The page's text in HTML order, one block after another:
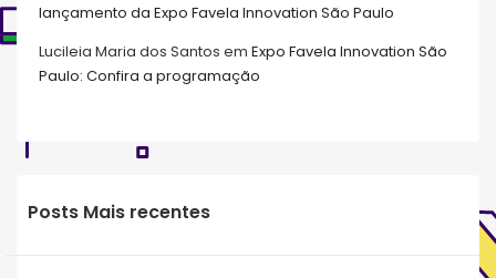
lançamento da Expo Favela Innovation São Paulo
Lucileia Maria dos Santos em Expo Favela Innovation São
Paulo: Confira a programação
Posts Mais recentes